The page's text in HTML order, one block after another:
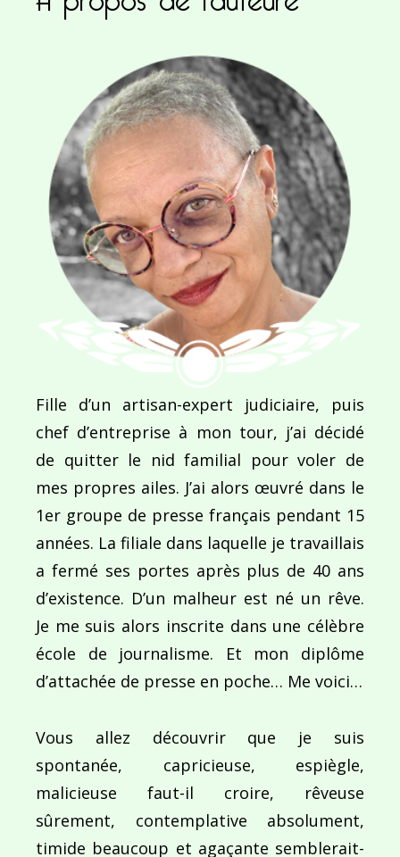
Enregistrer mon nom, mon e-mail et mon site dans le navigateur pour mon prochain commentaire.
Ce site utilise Akismet pour réduire les
commentaires sont traitées.
Navigation
l’article
Jordanie : Pays des mille et une nuits
Fille d’un artisan-expert judiciaire, puis
chef d’entreprise à mon tour, j’ai décidé
de quitter le nid familial pour voler de
mes propres ailes. J’ai alors œuvré dans le
1er groupe de presse français pendant 15
années. La filiale dans laquelle je travaillais
a fermé ses portes après plus de 40 ans
d’existence. D’un malheur est né un rêve.
Je me suis alors inscrite dans une célèbre
école de journalisme. Et mon diplôme
d’attachée de presse en poche… Me voici…
Vous allez découvrir que je suis
spontanée, capricieuse, espiègle,
malicieuse faut-il croire, rêveuse
sûrement, contemplative absolument,
timide beaucoup et agaçante semblerait-